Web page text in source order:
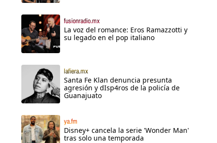
fusionradio.mx
La voz del romance: Eros Ramazzotti y
su legado en el pop italiano
lafiera.mx
Santa Fe Klan denuncia presunta
agresión y dIsp4ros de la policía de
Guanajuato
ya.fm
Disney+ cancela la serie 'Wonder Man'
tras solo una temporada